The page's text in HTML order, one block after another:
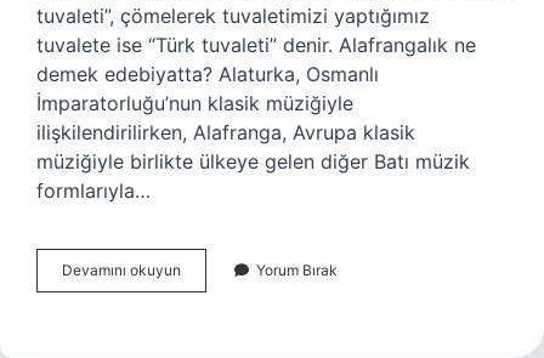
tuvaleti”, çömelerek tuvaletimizi yaptığımız
tuvalete ise “Türk tuvaleti” denir. Alafrangalık ne
demek edebiyatta? Alaturka, Osmanlı
İmparatorluğu’nun klasik müziğiyle
ilişkilendirilirken, Alafranga, Avrupa klasik
müziğiyle birlikte ülkeye gelen diğer Batı müzik
formlarıyla…
Devamını okuyun Alafranga
Kimin
Yorum Bırak